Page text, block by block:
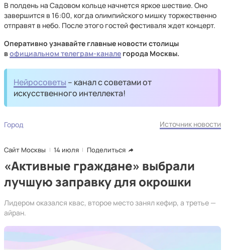
В полдень на Садовом кольце начнется яркое шествие. Оно
завершится в 16:00, когда олимпийского мишку торжественно
отправят в небо. После этого гостей фестиваля ждет концерт.
Оперативно узнавайте главные новости столицы
вофициальном телеграм-канале города Москвы.
Нейросоветы – канал с советами от
искусственного интеллекта!
Город Источник новости
Сайт Москвы 14 июля Поделиться
«Активные граждане» выбрали
лучшую заправку для окрошки
Лидером оказался квас, второе место занял кефир, а третье —
айран.